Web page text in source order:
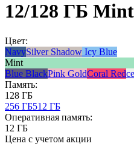
12/128 ГБ
Цвет:
NavySilver Shadow Icy Blue
Mint
Blue BlackPink GoldCoral Red
Память:
128 ГБ
256 ГБ512 ГБ
Оперативная память:
12 ГБ
Цена с учетом акции